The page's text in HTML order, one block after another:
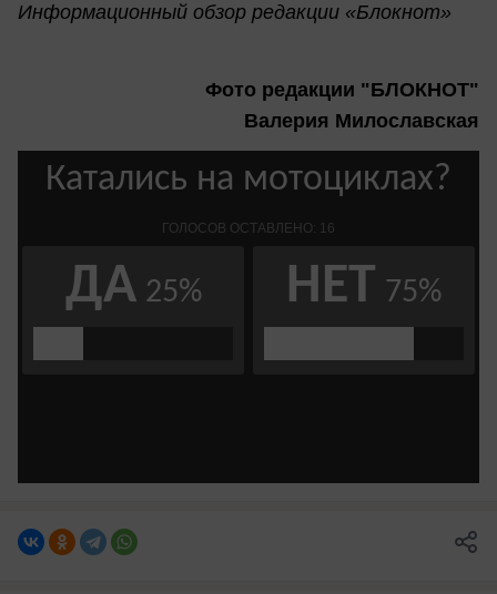
Информационный обзор редакции «Блокнот»
Фото редакции "БЛОКНОТ"
Валерия Милославская